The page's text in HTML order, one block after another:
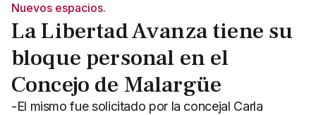
Nuevos espacios.
La Libertad Avanza tiene su
bloque personal en el
Concejo de Malargüe
-El mismo fue solicitado por la concejal Carla